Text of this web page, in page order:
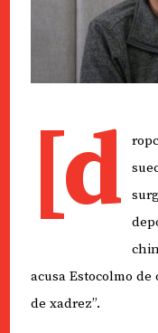
[d
acusa Estocolmo
de xadrez”.